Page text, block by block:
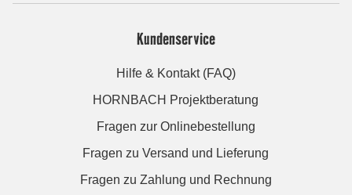
Kundenservice
Hilfe & Kontakt (FAQ)
HORNBACH Projektberatung
Fragen zur Onlinebestellung
Fragen zu Versand und Lieferung
Fragen zu Zahlung und Rechnung